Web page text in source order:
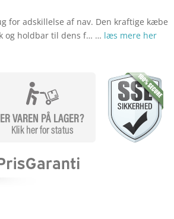
for adskillelse af nav. Den kraftige kæbe
og holdbar til dens f… … læs mere her